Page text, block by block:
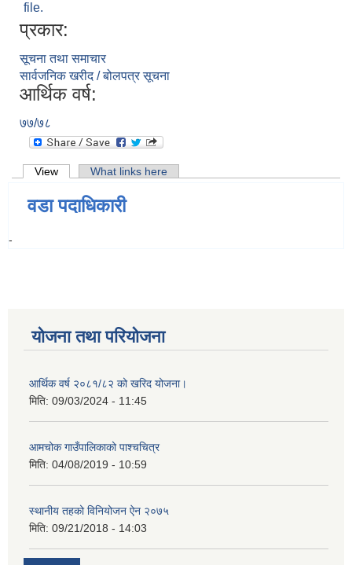
file.
प्रकार:
सूचना तथा समाचार
सार्वजनिक खरीद / बोलपत्र सूचना
आर्थिक वर्ष:
७७/७८
Primary tabs
View (active tab)What links here
वडा पदाधिकारी
-
योजना तथा परियोजना
आर्थिक वर्ष २०८१/८२ को खरिद योजना।
मिति: 09/03/2024 - 11:45
आमचोक गाउँपालिकाको पाश्चचित्र
मिति: 04/08/2019 - 10:59
स्थानीय तहको विनियोजन ऐन २०७५
मिति: 09/21/2018 - 14:03